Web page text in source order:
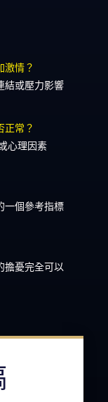
激情？
結或壓力影響
正常？
心理因素
一個參考指標
擔憂完全可以